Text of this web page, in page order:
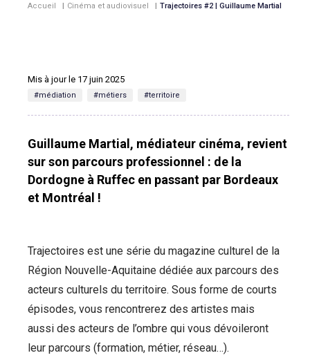
Accueil | Cinéma et audiovisuel | Trajectoires #2 | Guillaume Martial
Mis à jour le 17 juin 2025
#médiation #métiers #territoire
Guillaume Martial, médiateur cinéma, revient
sur son parcours professionnel : de la
Dordogne à Ruffec en passant par Bordeaux
et Montréal !
Trajectoires est une série du magazine culturel de la
Région Nouvelle-Aquitaine dédiée aux parcours des
acteurs culturels du territoire. Sous forme de courts
épisodes, vous rencontrerez des artistes mais
aussi des acteurs de l’ombre qui vous dévoileront
leur parcours (formation, métier, réseau…).